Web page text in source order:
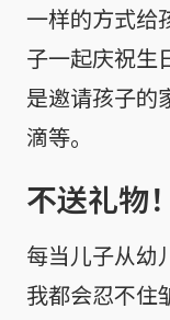
一样的方式给
子一起庆祝生
是邀请孩子
滴等。
不送礼物！
每当儿子从幼
我都会忍不住